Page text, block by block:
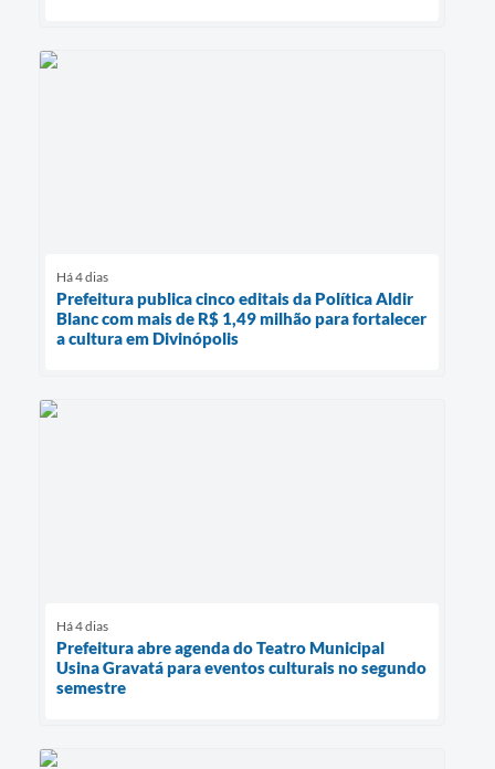
Há 4 dias
Prefeitura publica cinco editais da Política Aldir
Blanc com mais de R$ 1,49 milhão para fortalecer
a cultura em Divinópolis
Há 4 dias
Prefeitura abre agenda do Teatro Municipal
Usina Gravatá para eventos culturais no segundo
semestre